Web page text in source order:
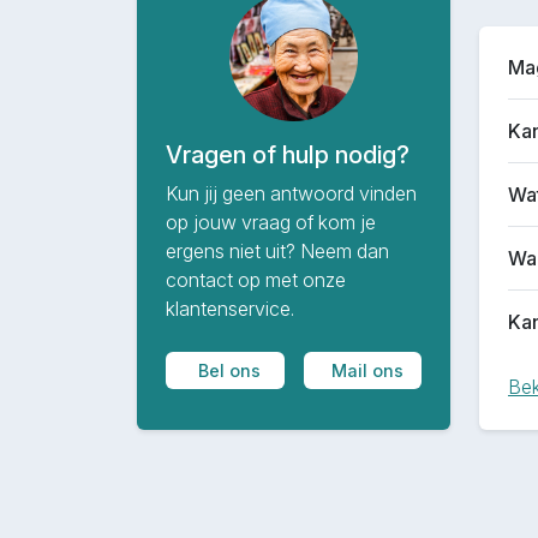
Vragen of hulp nodig?
Kun jij geen antwoord vinden
op jouw vraag of kom je
ergens niet uit? Neem dan
contact op met onze
klantenservice.
Bel ons Mail ons